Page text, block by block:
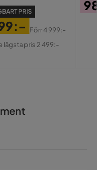
PRIS
Förr4 999:-
lägsta pris 2 499:-